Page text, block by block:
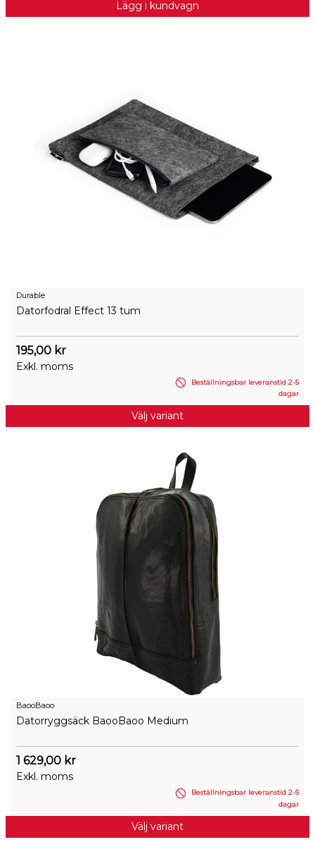
Lägg i kundvagn
Durable
Datorfodral Effect 13 tum
195,00 kr
Exkl. moms
Beställningsbar leveranstid 2-5
dagar
Välj variant
BaooBaoo
Datorryggsäck BaooBaoo Medium
1 629,00 kr
Exkl. moms
Beställningsbar leveranstid 2-5
dagar
Välj variant